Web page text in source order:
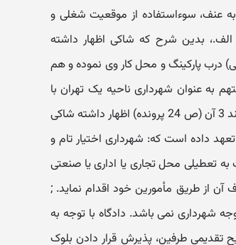
به عنف، سوءاستفاده از موقعیت شغلی و
بدین شرح که شاکی اظهار داشته
درب پارکینگ و محل کار وی نموده و هم
به عنوان شهرداری ناحیه یک تهران با
ارسال تصویر اقرارنامه تنظیمی از سوی شاکی و استناد به بند 3 آن (ص 24 پرونده) اظهار داشته شاکی
داده است که: شهرداری اختیار تام و
تعطیلی محل تجاری یا اداری یا صنعتی
آن از طریق مأمورین خود اقدام نماید. ;
شهرداری نمی باشد. دادگاه با توجه به
تقدیمی طرفین، پذیرش قرار دادن بلوک